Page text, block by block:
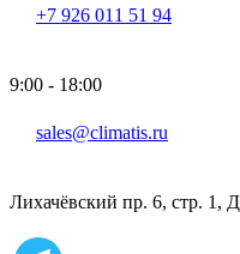
+7 926 011 51 94
9:00 - 18:00
sales@climatis.ru
Лихачёвский пр. 6, стр. 1,